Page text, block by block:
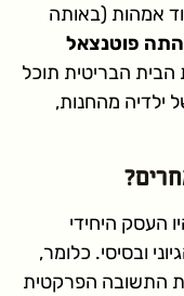
אמהות (באותה
פוטנצאל
הבית הבריטית תוכל
ילדיה מהחנות,
העסק היחידי
ובסיסי. כלומר,
התשובה הפרקטית